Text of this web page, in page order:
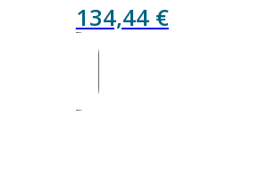
134,44 €